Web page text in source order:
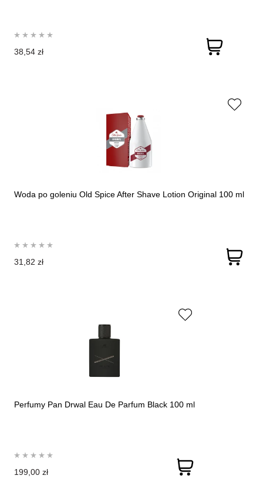
38,54 zł
Woda po goleniu Old Spice After Shave Lotion Original 100 ml
31,82 zł
Perfumy Pan Drwal Eau De Parfum Black 100 ml
199,00 zł